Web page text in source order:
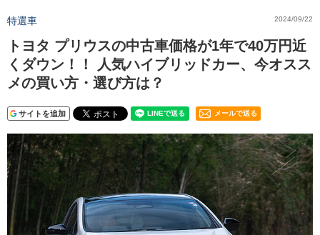
特選車 2024/09/22
トヨタ プリウスの中古車価格が1年で40万円近
くダウン！！ 人気ハイブリッドカー、今オスス
メの買い方・選び方は？
サイトを追加 メールで送る